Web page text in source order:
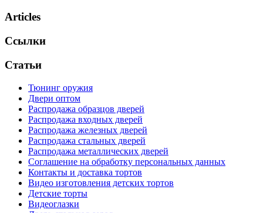
Articles
Ссылки
Статьи
Тюнинг оружия
Двери оптом
Распродажа образцов дверей
Распродажа входных дверей
Распродажа железных дверей
Распродажа стальных дверей
Распродажа металлических дверей
Соглашение на обработку персональных данных
Контакты и доставка тортов
Видео изготовления детских тортов
Детские торты
Видеоглазки